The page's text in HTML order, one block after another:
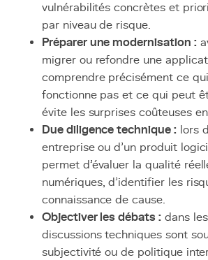
vulnérabilités concrètes et
par niveau de risque.
Préparer une modernisation :
migrer ou refondre une
comprendre précisément ce
fonctionne pas et ce qui peut
évite les surprises coûteuses
Due diligence technique :lors
entreprise ou d'un produit
permet d'évaluer la qualité
numériques, d'identifier les
connaissance de cause.
Objectiver les débats :dans
discussions techniques sont
subjectivité ou de politique